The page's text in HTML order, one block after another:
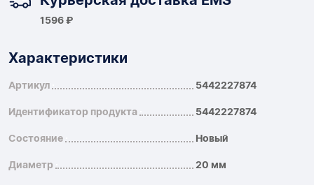
1596 ₽
Характеристики
Артикул 5442227874
Идентификатор продукта 5442227874
Состояние Новый
Диаметр 20 мм